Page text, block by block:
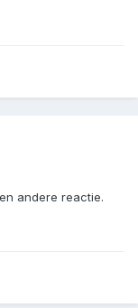
andere reactie.